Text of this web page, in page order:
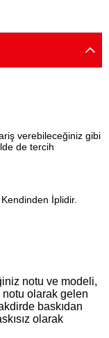
verebileceğiniz gibi
de tercih
İplidir.
notu ve modeli,
olarak gelen
baskıdan
olarak